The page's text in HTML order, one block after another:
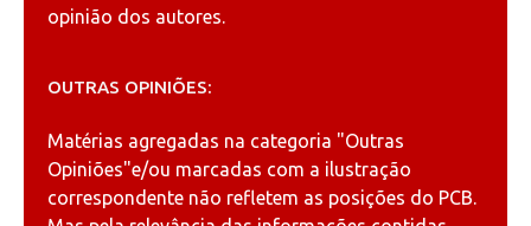
opinião dos autores.
OUTRAS OPINIÕES:
Matérias agregadas na categoria "Outras
Opiniões"e/ou marcadas com a ilustração
correspondente não refletem as posições do PCB.